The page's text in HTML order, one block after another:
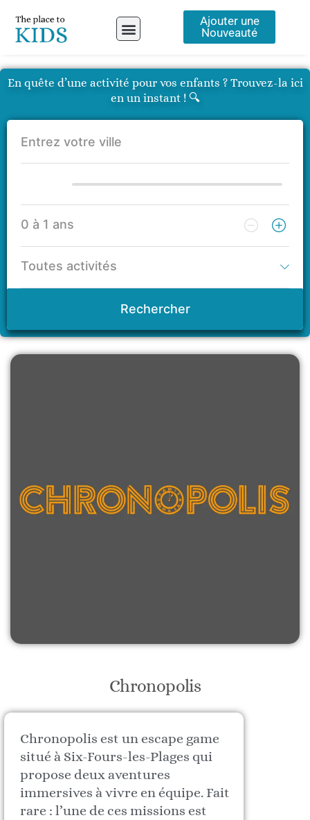
contenu
Ajouter une
Nouveauté
En quête d’une activité pour vos enfants ? Trouvez-la ici
en un instant ! 🔍
Rechercher
Chronopolis
Chronopolis est un escape game
situé à Six-Fours-les-Plages qui
propose deux aventures
immersives à vivre en équipe. Fait
rare : l’une de ces missions est